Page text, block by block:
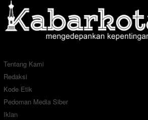
Tentang Kami
Redaksi
Kode Etik
Pedoman Media Siber
Iklan